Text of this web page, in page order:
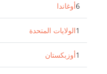
أوغاندا6
الولايات المتحدة1
أوزبكستان1